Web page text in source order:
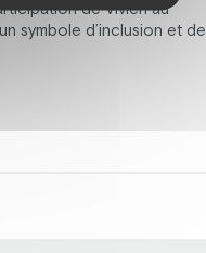
de Vivien au
symbole d’inclusion et de